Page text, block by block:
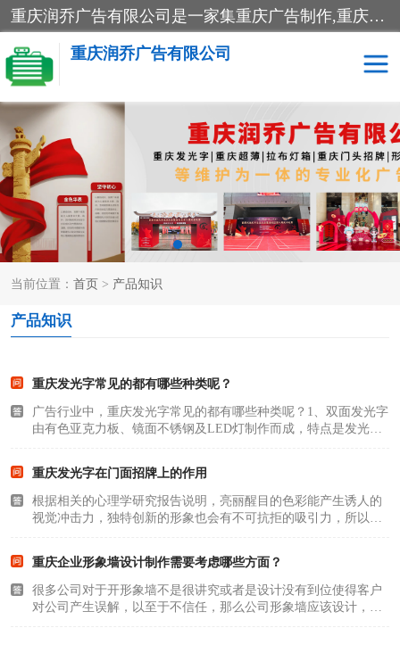
重庆润乔广告有限公司是一家集重庆广告制作,重庆标识标牌,亚克力发光字,led发光字,树脂发光字,超薄灯箱,拉布灯箱,吸塑灯箱,门头招牌,企业形象墙,写真喷绘,x展架,拉网展架,广告展架,条幅,锦旗设计,制作,施工,维护为一体的专业化广告公司.
重庆润乔广告有限公司
当前位置： 首页 > 产品知识
产品知识
重庆发光字常见的都有哪些种类呢？
广告行业中，重庆发光字常见的都有哪些种类呢？1、双面发光字
由有色亚克力板、镜面不锈钢及LED灯制作而成，特点是发光均
见的是不锈钢..
重庆发光字在门面招牌上的作用
根据相关的心理学研究报告说明，亮丽醒目的色彩能产生诱人的
视觉冲击力，独特创新的形象也会有不可抗拒的吸引力，所以颜
出。颜色起着承..
重庆企业形象墙设计制作需要考虑哪些方面？
很多公司对于开形象墙不是很讲究或者是设计没有到位使得客户
对公司产生误解，以至于不信任，那么公司形象墙应该设计，专
招牌类 发光字类
灯箱类 形象墙类
标识标牌类 写真喷绘类
展架
工装